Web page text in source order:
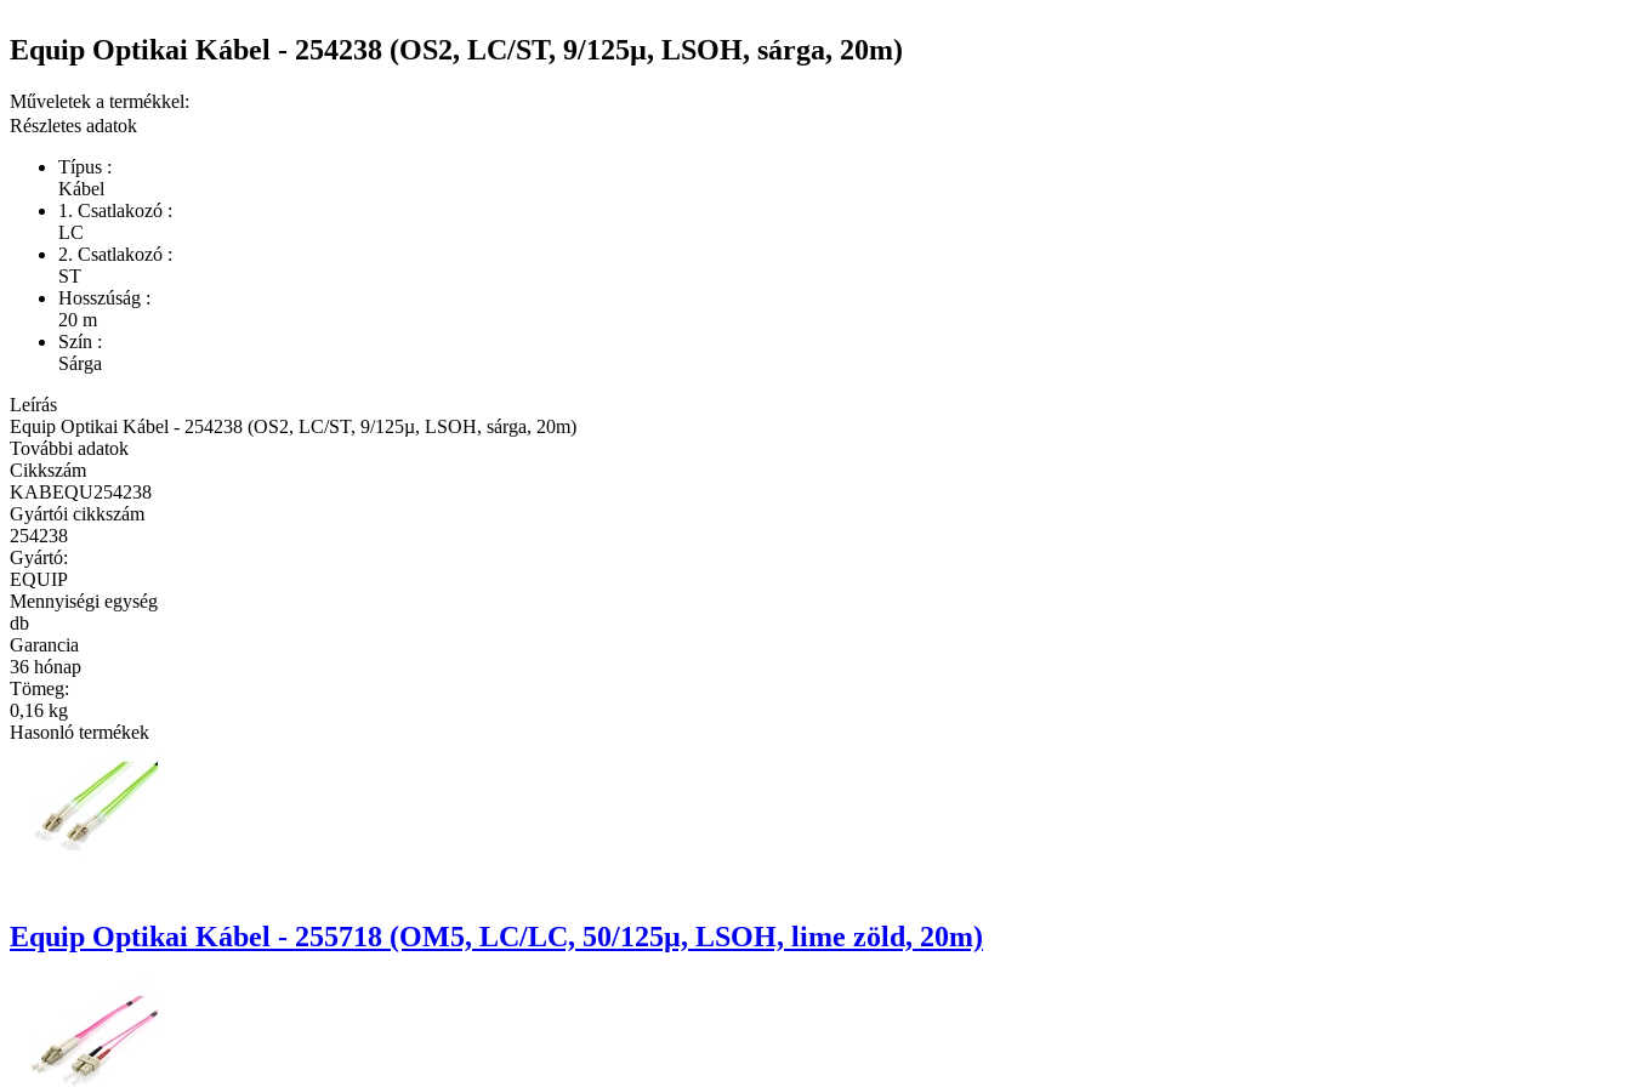
Equip Optikai Kábel - 254238 (OS2, LC/ST, 9/125µ, LSOH, sárga, 20m)
Műveletek a termékkel:
Részletes adatok
Típus :
Kábel
1. Csatlakozó :
LC
2. Csatlakozó :
ST
Hosszúság :
20 m
Szín :
Sárga
Leírás
Equip Optikai Kábel - 254238 (OS2, LC/ST, 9/125µ, LSOH, sárga, 20m)
További adatok
Cikkszám
KABEQU254238
Gyártói cikkszám
254238
Gyártó:
EQUIP
Mennyiségi egység
db
Garancia
36 hónap
Tömeg:
0,16 kg
Hasonló termékek
Equip Optikai Kábel - 255718 (OM5, LC/LC, 50/125µ, LSOH, lime zöld, 20m)